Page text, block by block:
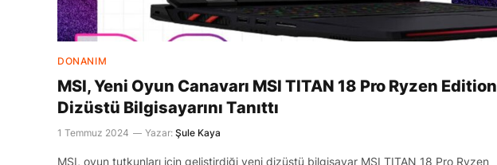
DONANIM
MSI, Yeni Oyun Canavarı MSI TITAN 18 Pro Ryzen Edition
Dizüstü Bilgisayarını Tanıttı
1 Temmuz 2024 Yazar: Şule Kaya
MSI, oyun tutkunları için geliştirdiği yeni dizüstü bilgisayar MSI TITAN 18 Pro Ryzen